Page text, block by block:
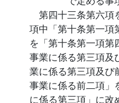
第四十三条第六項
項中「第十条第一項
を「第十条第一項
事業に係る第三項及
業に係る第三項及び
事業に係る前二項」
に係る第三項」に改